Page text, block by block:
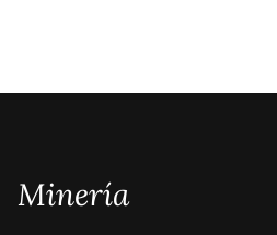
Minería